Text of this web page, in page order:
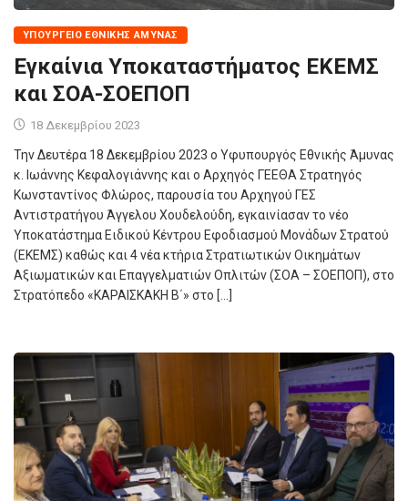
ΥΠΟΥΡΓΕΊΟ ΕΘΝΙΚΉΣ ΆΜΥΝΑΣ
Εγκαίνια Υποκαταστήματος ΕΚΕΜΣ
και ΣΟΑ-ΣΟΕΠΟΠ
18 Δεκεμβρίου 2023
Την Δευτέρα 18 Δεκεμβρίου 2023 ο Υφυπουργός Εθνικής Άμυνας
κ. Ιωάννης Κεφαλογιάννης και ο Αρχηγός ΓΕΕΘΑ Στρατηγός
Κωνσταντίνος Φλώρος, παρουσία του Αρχηγού ΓΕΣ
Αντιστρατήγου Άγγελου Χουδελούδη, εγκαινίασαν το νέο
Υποκατάστημα Ειδικού Κέντρου Εφοδιασμoύ Μονάδων Στρατού
(ΕΚΕΜΣ) καθώς και 4 νέα κτήρια Στρατιωτικών Οικημάτων
Αξιωματικών και Επαγγελματιών Οπλιτών (ΣΟΑ – ΣΟΕΠΟΠ), στο
Στρατόπεδο «ΚΑΡΑΙΣΚΑΚΗ Β΄» στο […]